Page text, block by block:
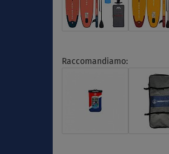
Raccomandiamo: